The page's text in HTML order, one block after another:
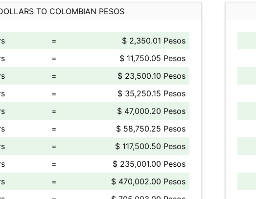
TO COLOMBIAN PESOS
=
$ 2,350.01 Pesos
=
$ 11,750.05 Pesos
=
$ 23,500.10 Pesos
=
$ 35,250.15 Pesos
=
$ 47,000.20 Pesos
=
$ 58,750.25 Pesos
=
$ 117,500.50 Pesos
=
$ 235,001.00 Pesos
=
$ 470,002.00 Pesos